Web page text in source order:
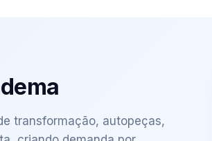
transformação, autopeças,